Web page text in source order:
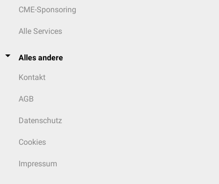
CME-Sponsoring
Alle Services
Alles andere
Kontakt
AGB
Datenschutz
Cookies
Impressum